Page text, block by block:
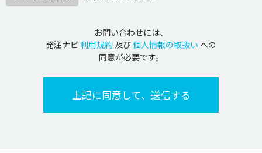
お問い合わせには、
発注ナビ 利用規約 及び個人情報の取扱い への
同意が必要です。